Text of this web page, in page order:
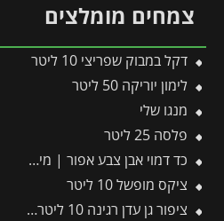
צמחים מומלצים
דקל במבוק שפריצי 10 ליטר
לימון יוריקה 50 ליטר
מנגו שלי
פלסה 25 ליטר
כד דמוי אבן צבע אפור | מידות 55×59 ס״מ
ציקס מופשל 10 ליטר
ציפור גן עדן רגינה 10 ליטר 2 יציאות